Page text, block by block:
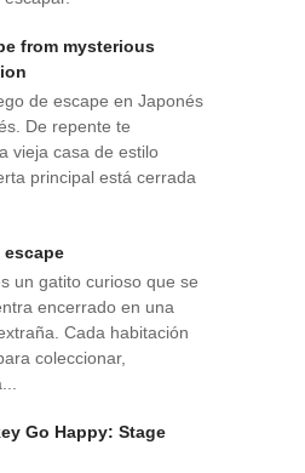
from mysterious
de escape en Japonés
De repente te
vieja casa de estilo
principal está cerrada
escape
un gatito curioso que se
encerrado en una
Cada habitación
coleccionar,
Go Happy: Stage